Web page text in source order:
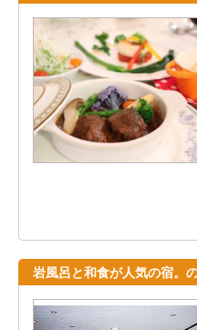
岩風呂と和食が人気の宿。